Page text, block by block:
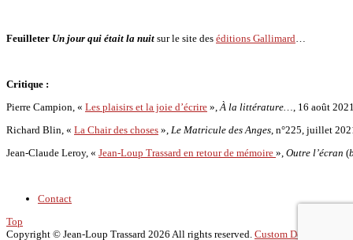
Feuilleter Un jour qui était la nuit sur le site des éditions Gallimard…
Critique :
Pierre Campion, « Les plaisirs et la joie d’écrire »,À la littérature…, 16 août
Richard Blin, « La Chair des choses », Le Matricule des Anges, n°225, juillet
Jean-Claude Leroy, « Jean-Loup Trassard en retour de mémoire », Outre l’écran (
Contact
Top
Copyright © Jean-Loup Trassard 2026 All rights reserved. Custom Design by